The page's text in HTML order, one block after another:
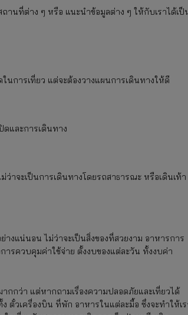
านที่ต่าง ๆ หรือ แนะนำข้อมูลต่าง ๆ ให้กับเราได้เป็
นการเที่ยว แต่จะต้องวางแผนการเดินทางให้ดี
ดและการเดินทาง
าจะเป็นการเดินทางโดยรถสาธารณะ หรือเดินเท้า
งแน่นอน ไม่ว่าจะเป็นสิ่งของที่สวยงาม อาหารการ
รควบคุมค่าใช้จ่าย ตั้งงบของแต่ละวัน ทั้งงบค่า
กกว่า แต่หากถามเรื่องความปลอดภัยและเที่ยวได้
ตั๋วเครื่องบิน ที่พัก อาหารในแต่ละมื้อ ซึ่งจะทำให้เ